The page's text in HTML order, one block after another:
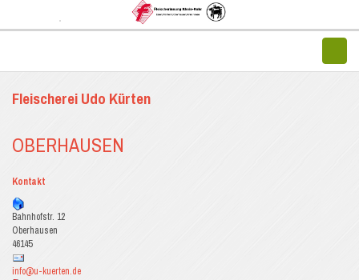
Fleischerei Udo Kürten
OBERHAUSEN
Kontakt
Bahnhofstr. 12
Oberhausen
46145
info@u-kuerten.de